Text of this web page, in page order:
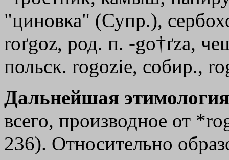
"циновка" (Супр.),
roґgoz, род. п. -go†ґza,
польск. rogozie, собир.,
Дальнейшая
всего, производное от
236). Относительно